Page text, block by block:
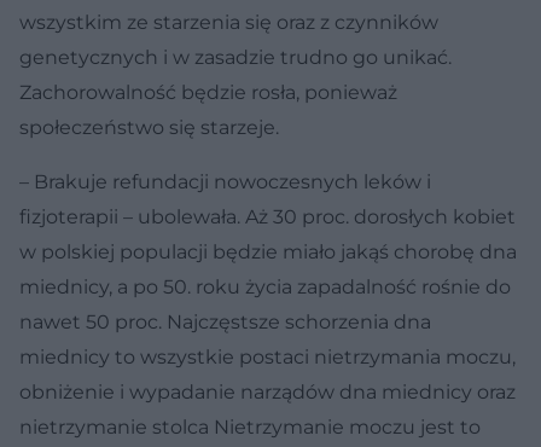
wszystkim ze starzenia się oraz z czynników
genetycznych i w zasadzie trudno go unikać.
Zachorowalność będzie rosła, ponieważ
społeczeństwo się starzeje.
– Brakuje refundacji nowoczesnych leków i
fizjoterapii – ubolewała. Aż 30 proc. dorosłych kobiet
w polskiej populacji będzie miało jakąś chorobę dna
miednicy, a po 50. roku życia zapadalność rośnie do
nawet 50 proc. Najczęstsze schorzenia dna
miednicy to wszystkie postaci nietrzymania moczu,
obniżenie i wypadanie narządów dna miednicy oraz
nietrzymanie stolca Nietrzymanie moczu jest to